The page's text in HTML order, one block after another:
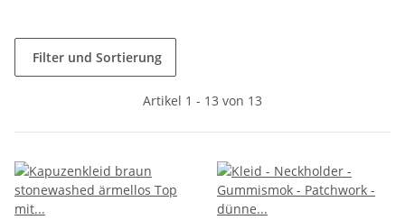
Filter und Sortierung
Artikel 1 - 13 von 13